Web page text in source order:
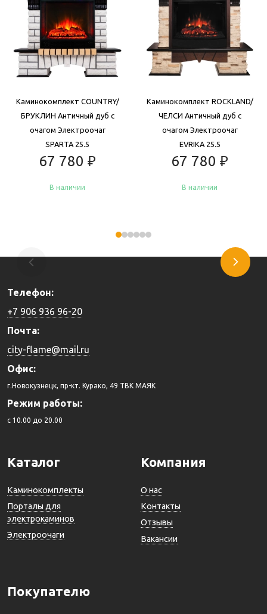
Каминокомплект COUNTRY/
БРУКЛИН Античный дуб с
очагом Электроочаг
SPARTA 25.5
67 780 ₽
В наличии
Каминокомплект ROCKLAND/
ЧЕЛСИ Античный дуб с
очагом Электроочаг
EVRIKA 25.5
67 780 ₽
В наличии
Телефон:
+7 906 936 96-20
Почта:
city-flame@mail.ru
Офис:
г.Новокузнецк, пр-кт. Курако, 49 ТВК МАЯК
Режим работы:
c 10.00 до 20.00
Каталог
Каминокомплекты
Порталы для
электрокаминов
Электроочаги
Компания
О нас
Контакты
Отзывы
Вакансии
Покупателю